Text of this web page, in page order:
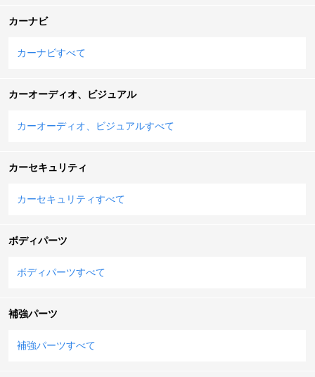
カーナビ
カーナビすべて
カーオーディオ、ビジュアル
カーオーディオ、ビジュアルすべて
カーセキュリティ
カーセキュリティすべて
ボディパーツ
ボディパーツすべて
補強パーツ
補強パーツすべて